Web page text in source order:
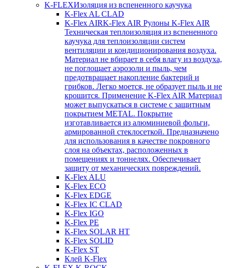
K-FLEXИзоляция из вспененного каучука
K-Flex AL CLAD
K-Flex AIRK-Flex AIR Рулоны K-Flex AIR
Техническая теплоизоляция из вспененного
каучука для теплоизоляции систем
вентиляции и кондиционирования воздуха.
Материал не вбирает в себя влагу из воздуха,
не поглощает аэрозоли и пыль, чем
предотвращает накопление бактерий и
грибков. Легко моется, не образует пыль и не
крошится. Применение K-Flex AIR Материал
может выпускаться в системе c защитным
покрытием METAL. Покрытие
изготавливается из алюминиевой фольги,
армированной стеклосеткой. Предназначено
для использования в качестве покровного
слоя на объектах, расположенных в
помещениях и тоннелях. Обеспечивает
защиту от механических повреждений.
K-Flex ALU
K-Flex ECO
K-Flex EDGE
K-Flex IC CLAD
K-Flex IGO
K-Flex PE
K-Flex SOLAR HT
K-Flex SOLID
K-Flex ST
Клей K-Flex